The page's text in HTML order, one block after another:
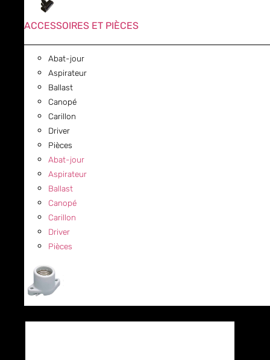
ACCESSOIRES ET PIÈCES
Abat-jour
Aspirateur
Ballast
Canopé
Carillon
Driver
Pièces
Abat-jour
Aspirateur
Ballast
Canopé
Carillon
Driver
Pièces